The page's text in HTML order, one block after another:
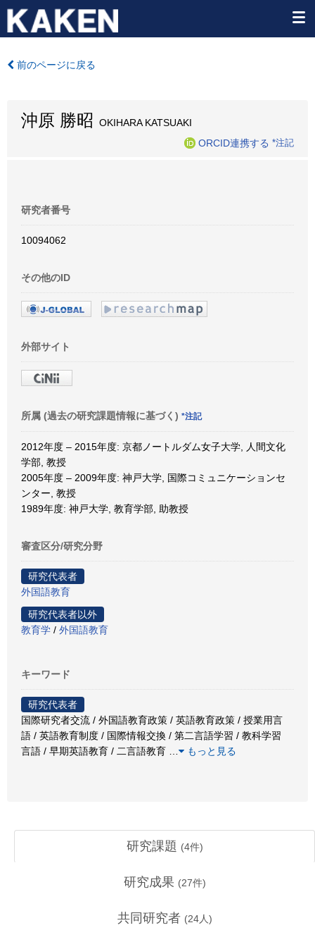
前のページに戻る
沖原 勝昭
OKIHARA KATSUAKI
ORCID連携する *注記
研究者番号
10094062
その他のID
外部サイト
所属 (過去の研究課題情報に基づく) *注記
2012年度 – 2015年度: 京都ノートルダム女子大学, 人間文化
学部, 教授
2005年度 – 2009年度: 神戸大学, 国際コミュニケーションセ
ンター, 教授
1989年度: 神戸大学, 教育学部, 助教授
審査区分/研究分野
研究代表者
外国語教育
研究代表者以外
教育学 / 外国語教育
キーワード
研究代表者
国際研究者交流 / 外国語教育政策 / 英語教育政策 / 授業用言
語 / 英語教育制度 / 国際情報交換 / 第二言語学習 / 教科学習
言語 / 早期英語教育 / 二言語教育
もっと見る
研究課題 (4件)
研究成果 (27件)
共同研究者 (24人)